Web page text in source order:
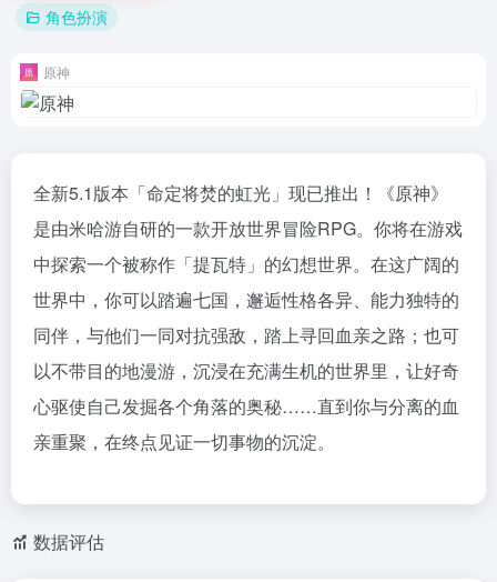
角色扮演
原神
全新5.1版本「命定将焚的虹光」现已推出！《原神》
是由米哈游自研的一款开放世界冒险RPG。你将在游戏
中探索一个被称作「提瓦特」的幻想世界。在这广阔的
世界中，你可以踏遍七国，邂逅性格各异、能力独特的
同伴，与他们一同对抗强敌，踏上寻回血亲之路；也可
以不带目的地漫游，沉浸在充满生机的世界里，让好奇
心驱使自己发掘各个角落的奥秘……直到你与分离的血
亲重聚，在终点见证一切事物的沉淀。
数据评估